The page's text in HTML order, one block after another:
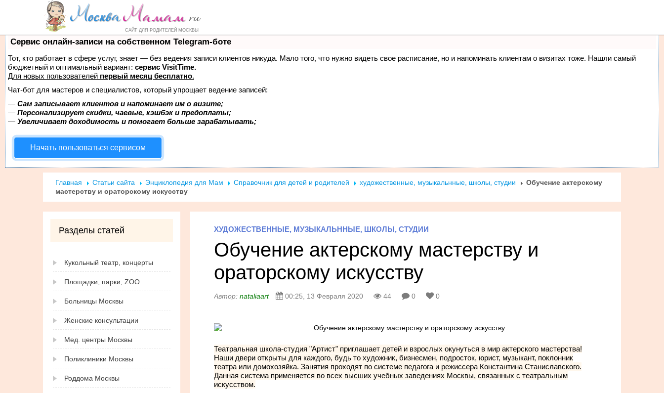
САЙТ ДЛЯ РОДИТЕЛЕЙ МОСКВЫ
Форум Маркет
Сервис онлайн-записи на собственном Telegram-боте
Тот, кто работает в сфере услуг, знает — без ведения записи клиентов никуда. Мало того, что нужно видеть свое расписание, но и напоминать клиентам о визитах тоже. Нашли самый
бюджетный и оптимальный вариант: сервис VisitTime.
Для новых пользователей первый месяц бесплатно.
Чат-бот для мастеров и специалистов, который упрощает ведение записей:
— Сам записывает клиентов и напоминает им о визите;
— Персонализирует скидки, чаевые, кэшбэк и предоплаты;
— Увеличивает доходимость и помогает больше зарабатывать;
Начать пользоваться сервисом
Главная Статьи сайта Энциклопедия для Мам Справочник для детей и родителей художественные, музыкальнные, школы, студии
Обучение актерскому
мастерству и ораторскому искусству
Разделы статей
Кукольный театр, концерты
Площадки, парки, ZOO
Больницы Москвы
Женские консультации
Мед. центры Москвы
Поликлиники Москвы
Роддома Москвы
ХУДОЖЕСТВЕННЫЕ, МУЗЫКАЛЬННЫЕ, ШКОЛЫ, СТУДИИ
Обучение актерскому мастерству и
ораторскому искусству
Автор: nataliaart 00:25, 13 Февраля 2020 44 0 0
Театральная школа-студия "Артист" приглашает детей и взрослых окунуться в мир актерского мастерства!
Наши двери открыты для каждого, будь то художник, бизнесмен, подросток, юрист, музыкант, поклонник
театра или домохозяйка. Занятия проходят по системе педагога и режиссера Константина Станиславского.
Данная система применяется во всех высших учебных заведениях Москвы, связанных с театральным
искусством.